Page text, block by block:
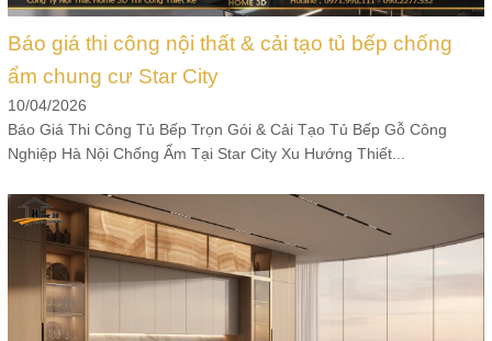
Báo giá thi công nội thất & cải tạo tủ bếp chống
ẩm chung cư Star City
10/04/2026
Báo Giá Thi Công Tủ Bếp Trọn Gói & Cải Tạo Tủ Bếp Gỗ Công
Nghiệp Hà Nội Chống Ẩm Tại Star City Xu Hướng Thiết...